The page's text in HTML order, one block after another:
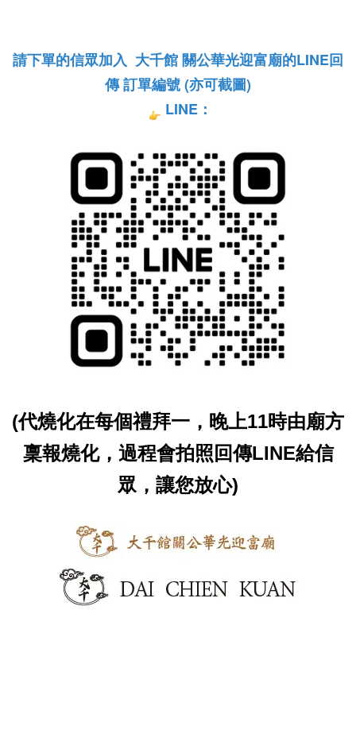
請下單的信眾加入  大千館 關公華光迎富廟的LINE回
傳 訂單編號 (亦可截圖)
LINE：
(代燒化在每個禮拜一，晚上11時由廟方
稟報燒化，過程會拍照回傳LINE給信
眾，讓您放心)